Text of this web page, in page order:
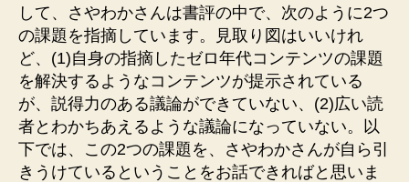
して、さやわかさんは書評の中で、次のように2つ
の課題を指摘しています。見取り図はいいけれ
ど、(1)自身の指摘したゼロ年代コンテンツの課題
を解決するようなコンテンツが提示されている
が、説得力のある議論ができていない、(2)広い読
者とわかちあえるような議論になっていない。以
下では、この2つの課題を、さやわかさんが自ら引
きうけているということをお話できればと思いま